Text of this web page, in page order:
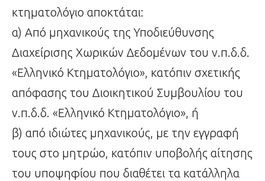
κτηματολόγιο αποκτάται:
α) Από μηχανικούς της Υποδιεύθυνσης
Διαχείρισης Χωρικών Δεδομένων του ν.π.δ.δ.
«Ελληνικό Κτηματολόγιο», κατόπιν σχετικής
απόφασης του Διοικητικού Συμβουλίου του
ν.π.δ.δ. «Ελληνικό Κτηματολόγιο», ή
β) από ιδιώτες μηχανικούς, με την εγγραφή
τους στο μητρώο, κατόπιν υποβολής αίτησης
του υποψηφίου που διαθέτει τα κατάλληλα